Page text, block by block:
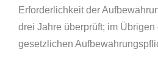
Erforderlichkeit der
drei Jahre überprüft; im Übrigen
gesetzlichen